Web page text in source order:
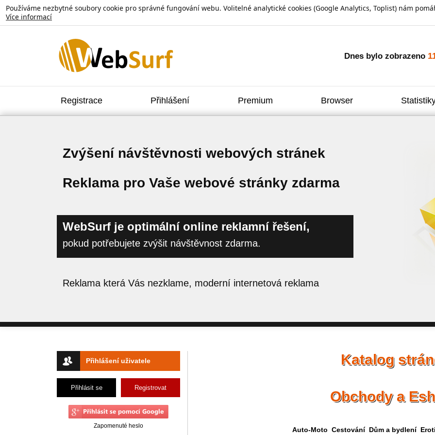
Používáme nezbytné soubory cookie pro správné fungování webu. Volitelné analytické cookies (Google Analytics, Toplist) nám
Více informací
Dnes bylo zobrazeno
Registrace Přihlášení Premium Browser
Zvýšení návštěvnosti webových stránek
Reklama pro Vaše webové stránky zdarma
WebSurf je optimální online reklamní řešení,
pokud potřebujete zvýšit návštěvnost zdarma.
Reklama která Vás nezklame, moderní internetová reklama
Přihlášení uživatele
Přihlásit se Registrovat
Zapomenuté heslo
Katalog
Obchody a
Auto-Moto Cestování Dům a bydlení